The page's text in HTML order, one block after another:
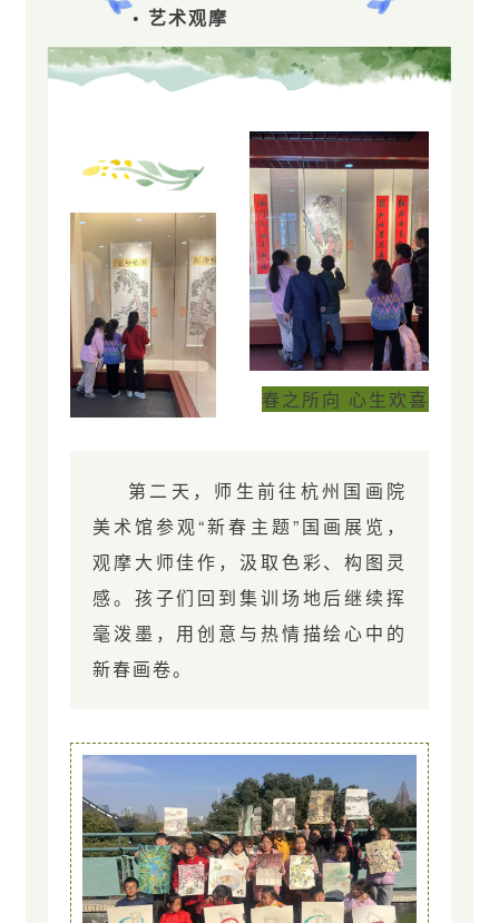
• 艺术观摩
春之所向 心生欢喜
第二天，师生前往杭州国画院
美术馆参观“新春主题”国画展览，
观摩大师佳作，汲取色彩、构图灵
感。孩子们回到集训场地后继续挥
毫泼墨，用创意与热情描绘心中的
新春画卷。